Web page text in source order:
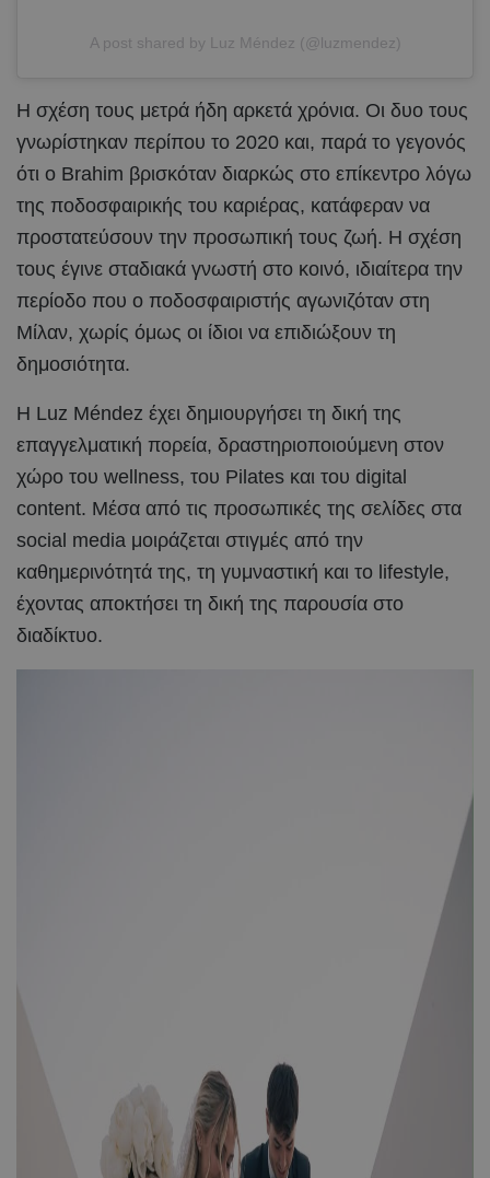
A post shared by Luz Méndez (@luzmendez)
Η σχέση τους μετρά ήδη αρκετά χρόνια. Οι δυο τους
γνωρίστηκαν περίπου το 2020 και, παρά το γεγονός
ότι ο Brahim βρισκόταν διαρκώς στο επίκεντρο λόγω
της ποδοσφαιρικής του καριέρας, κατάφεραν να
προστατεύσουν την προσωπική τους ζωή. Η σχέση
τους έγινε σταδιακά γνωστή στο κοινό, ιδιαίτερα την
περίοδο που ο ποδοσφαιριστής αγωνιζόταν στη
Μίλαν, χωρίς όμως οι ίδιοι να επιδιώξουν τη
δημοσιότητα.
Η Luz Méndez έχει δημιουργήσει τη δική της
επαγγελματική πορεία, δραστηριοποιούμενη στον
χώρο του wellness, του Pilates και του digital
content. Μέσα από τις προσωπικές της σελίδες στα
social media μοιράζεται στιγμές από την
καθημερινότητά της, τη γυμναστική και το lifestyle,
έχοντας αποκτήσει τη δική της παρουσία στο
διαδίκτυο.